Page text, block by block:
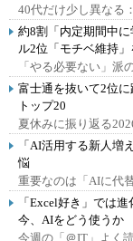
40代だけ少し異なる：
約8割「内定期間中
ル2位「モチベ維持
「やる必要ない」派
富士通を抜いて2位
トップ20
夏休みに振り返る
「AI活用する新人
悩
重要なのは「AIに代
「Excel好き」では
今、AIをどう使うか
今週の「＠IT」よく